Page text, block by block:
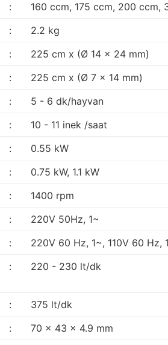
:
160 ccm, 175 ccm, 200 ccm,
:
2.2 kg
:
225 cm x (Ø 14 x 24 mm)
:
225 cm x (Ø 7 x 14 mm)
:
5 - 6 dk/hayvan
:
10 - 11 inek /saat
:
0.55 kW
:
0.75 kW, 1.1 kW
:
1400 rpm
:
220V 50Hz, 1~
:
220V 60 Hz, 1~, 110V 60 Hz,
: 220 - 230 lt/dk
:
375 lt/dk
:
70 x 43 x 4.9 mm